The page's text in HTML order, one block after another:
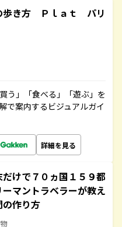
歩き方 Ｐｌａｔ パリ
う」「食べる」「遊ぶ」を
で案内するビジュアルガイ
詳細を見る
けで７０ヵ国１５９都
マントラベラーが教え
の作り方